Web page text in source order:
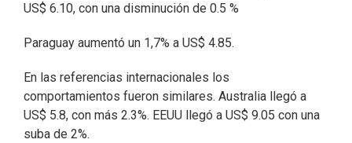
US$ 6.10, con una disminución de 0.5 %
Paraguay aumentó un 1,7% a US$ 4.85.
En las referencias internacionales los
comportamientos fueron similares. Australia llegó a
US$ 5.8, con más 2.3%. EEUU llegó a US$ 9.05 con una
suba de 2%.